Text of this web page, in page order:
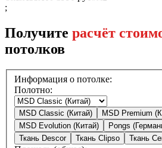
;
Получите расчёт
потолков
Информация о потолке:
Полотно:
MSD Classic (Китай)
MSD Premium
MSD Evolution (Китай)
Pongs
Ткань Descor
Ткань Clipso Ткань